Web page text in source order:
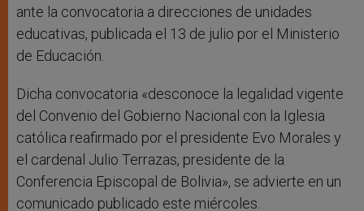
ante la convocatoria a direcciones de unidades
educativas, publicada el 13 de julio por el Ministerio
de Educación.
Dicha convocatoria «desconoce la legalidad vigente
del Convenio del Gobierno Nacional con la Iglesia
católica reafirmado por el presidente Evo Morales y
el cardenal Julio Terrazas, presidente de la
Conferencia Episcopal de Bolivia», se advierte en un
comunicado publicado este miércoles.